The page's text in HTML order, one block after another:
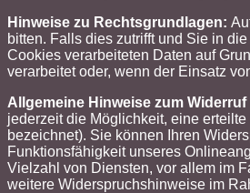
Hinweise zu Rechtsgrundlagen:
bitten. Falls dies zutrifft und Sie in
Cookies verarbeiteten Daten auf
verarbeitet oder, wenn der Einsatz
Allgemeine Hinweise zum
jederzeit die Möglichkeit, eine
bezeichnet). Sie können Ihren
Funktionsfähigkeit unseres
Vielzahl von Diensten, vor allem im
weitere Widerspruchshinweise im